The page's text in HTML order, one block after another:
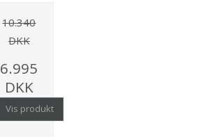
10.340
DKK
6.995
DKK
Vis produkt